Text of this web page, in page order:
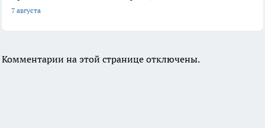
7 августа
Комментарии на этой странице отключены.